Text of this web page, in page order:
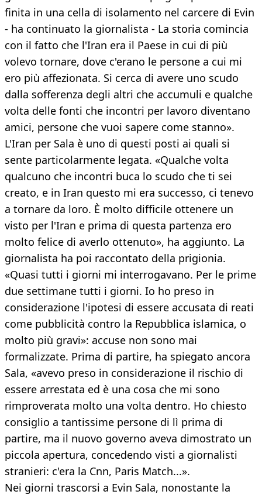
finita in una cella di isolamento nel carcere di Evin
- ha continuato la giornalista - La storia comincia
con il fatto che l'Iran era il Paese in cui di più
volevo tornare, dove c'erano le persone a cui mi
ero più affezionata. Si cerca di avere uno scudo
dalla sofferenza degli altri che accumuli e qualche
volta delle fonti che incontri per lavoro diventano
amici, persone che vuoi sapere come stanno».
L'Iran per Sala è uno di questi posti ai quali si
sente particolarmente legata. «Qualche volta
qualcuno che incontri buca lo scudo che ti sei
creato, e in Iran questo mi era successo, ci tenevo
a tornare da loro. È molto difficile ottenere un
visto per l'Iran e prima di questa partenza ero
molto felice di averlo ottenuto», ha aggiunto. La
giornalista ha poi raccontato della prigionia.
«Quasi tutti i giorni mi interrogavano. Per le prime
due settimane tutti i giorni. Io ho preso in
considerazione l'ipotesi di essere accusata di reati
come pubblicità contro la Repubblica islamica, o
molto più gravi»: accuse non sono mai
formalizzate. Prima di partire, ha spiegato ancora
Sala, «avevo preso in considerazione il rischio di
essere arrestata ed è una cosa che mi sono
rimproverata molto una volta dentro. Ho chiesto
consiglio a tantissime persone di lì prima di
partire, ma il nuovo governo aveva dimostrato un
piccola apertura, concedendo visti a giornalisti
stranieri: c'era la Cnn, Paris Match...».
Nei giorni trascorsi a Evin Sala, nonostante la